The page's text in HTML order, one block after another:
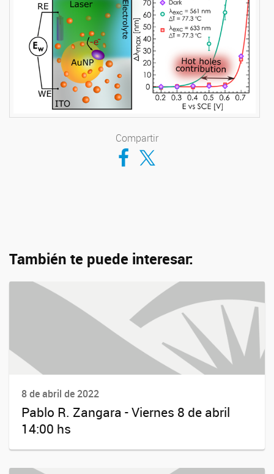
Compartir
Compartir en Facebook
Compartir en Twitter
También te puede interesar:
8 de abril de 2022
Pablo R. Zangara - Viernes 8 de abril
14:00 hs